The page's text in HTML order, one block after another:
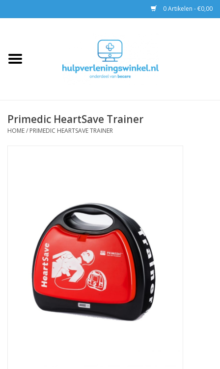
0 Artikelen - €0,00
EHBO
Primedic HeartSave Trainer
HOME/ PRIMEDIC HEARTSAVE TRAINER